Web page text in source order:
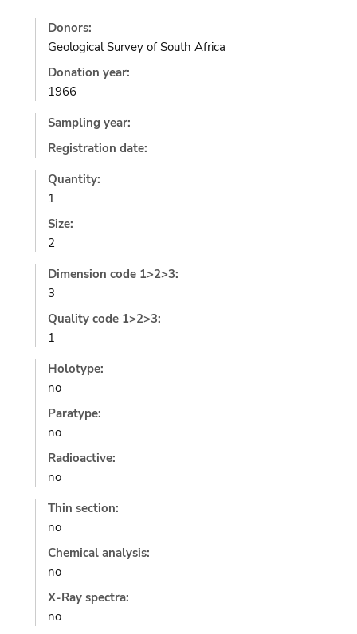
Donors:
Geological Survey of South Africa
Donation year:
1966
Sampling year:
Registration date:
Quantity:
1
Size:
2
Dimension code 1>2>3:
3
Quality code 1>2>3:
1
Holotype:
no
Paratype:
no
Radioactive:
no
Thin section:
no
Chemical analysis:
no
X-Ray spectra:
no